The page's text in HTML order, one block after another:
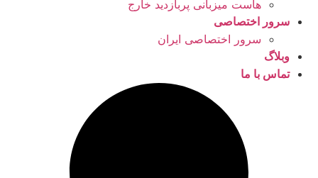
هاست میزبانی پربازدید خارج
سرور اختصاصی
سرور اختصاصی ایران
وبلاگ
تماس با ما